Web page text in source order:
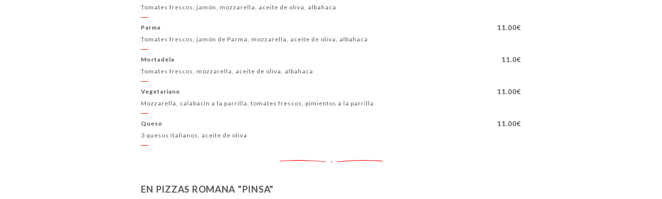
Tomates frescos, jamón, mozzarella, aceite de oliva, albahaca
Parma 11.00€
Tomates frescos, jamón de Parma, mozzarella, aceite de oliva, albahaca
Mortadela 11.0€
Tomates frescos, mozzarella, aceite de oliva, albahaca
Vegetariano 11.00€
Mozzarella, calabacín a la parrilla, tomates frescos, pimientos a la parrilla
Queso 11.00€
3 quesos italianos, aceite de oliva
EN PIZZAS ROMANA "PINSA"